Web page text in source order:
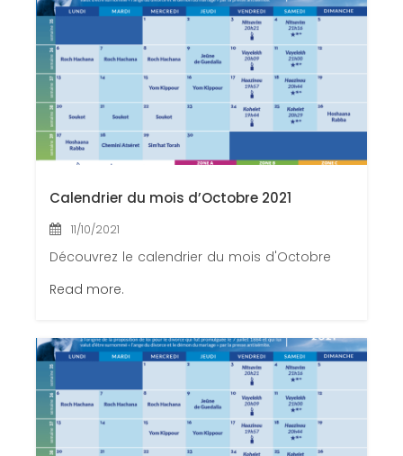
Congrès 2018
Congrès 2019
Congrès 2020
Calendrier du mois d’Octobre 2021
11/10/2021
Découvrez le calendrier du mois d'Octobre
Read more.